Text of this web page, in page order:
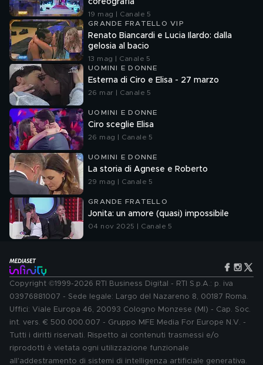
coreografia
19 mag | Canale 5
GRANDE FRATELLO VIP
Renato Biancardi e Lucia Ilardo: dalla
gelosia al bacio
13 mag | Canale 5
UOMINI E DONNE
Esterna di Ciro e Elisa - 27 marzo
26 mar | Canale 5
UOMINI E DONNE
Ciro sceglie Elisa
26 mag | Canale 5
UOMINI E DONNE
La storia di Agnese e Roberto
29 mag | Canale 5
GRANDE FRATELLO
Jonita: un amore (quasi) impossibile
04 nov 2025 | Canale 5
Copyright ©1999-2026 RTI Business Digital - RTI S.p.A.: p. iva
03976881007 - Sede legale: Largo del Nazareno 8, 00187 Roma.
Uffici: Viale Europa 46, 20093 Cologno Monzese (MI) - Cap. Soc.
int. vers. € 500.000.007 - Gruppo MFE Media For Europe N.V. -
Tutti i diritti riservati. Rispetto ai contenuti trasmessi e/o
riprodotti è vietata ogni utilizzazione funzionale
all'addestramento di sistemi di intelligenza artificiale generativa.